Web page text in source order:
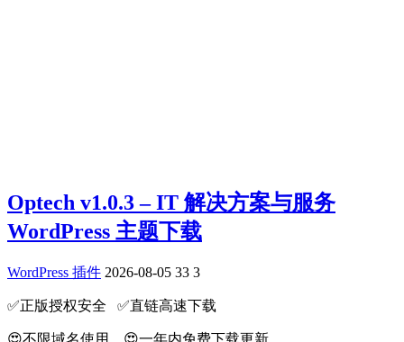
Optech v1.0.3 – IT 解决方案与服务
WordPress 主题下载
WordPress 插件 2026-08-05 33 3
✅️正版授权安全 ✅️直链高速下载
😍不限域名使用 😍一年内免费下载更新